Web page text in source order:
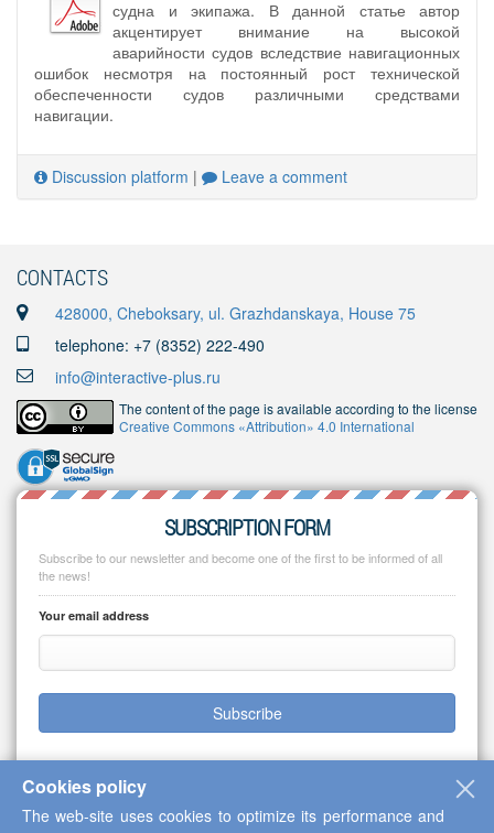
судна и экипажа. В данной статье автор
акцентирует внимание на высокой
аварийности судов вследствие навигационных
ошибок несмотря на постоянный рост технической
обеспеченности судов различными средствами
навигации.
Discussion platform | Leave a comment
CONTACTS
428000, Cheboksary, ul. Grazhdanskaya, House 75
telephone: +7 (8352) 222-490
info@interactive-plus.ru
The content of the page is available according to the license
Creative Commons «Attribution» 4.0 International
SUBSCRIPTION FORM
Subscribe to our newsletter and become one of the first to be informed of all
the news!
Your email address
Subscribe
Copyright © 2013-2026 Scientific Cooperation Center "Interactive Plus"
Cookies policy
The web-site uses cookies to optimize its performance and